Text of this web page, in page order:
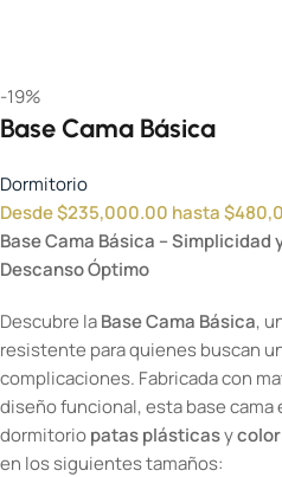
-19%
Base Cama Básica
Dormitorio
Desde$235,000.00 hasta$
Base Cama Básica – Simplicidad
Descanso Óptimo
Descubre laBase Cama Básica,
resistente para quienes buscan
complicaciones. Fabricada con
diseño funcional, esta base
dormitoriopatas plásticasy
en los siguientes tamaños: